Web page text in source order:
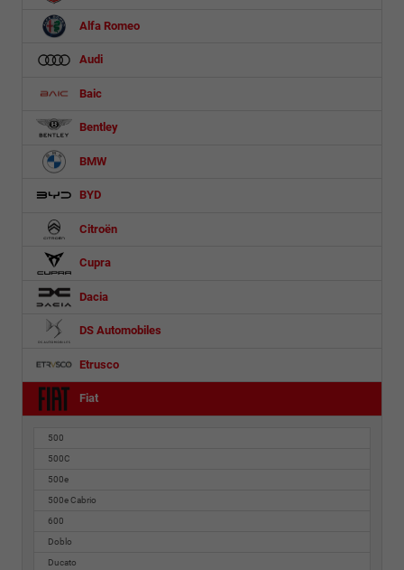
Alfa Romeo
Audi
Baic
Bentley
BMW
BYD
Citroën
Cupra
Dacia
DS Automobiles
Etrusco
Fiat
500
500C
500e
500e Cabrio
600
Doblo
Ducato